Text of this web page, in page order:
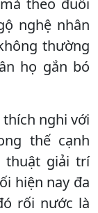
theo đuổi
nghệ nhân
thường
họ gắn bó
thích nghi với
thế cạnh
thuật giải trí
hiện nay đa
rối nước là